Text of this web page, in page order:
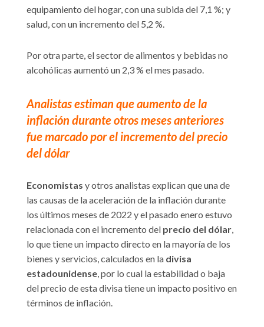
equipamiento del hogar, con una subida del 7,1 %; y
salud, con un incremento del 5,2 %.
Por otra parte, el sector de alimentos y bebidas no
alcohólicas aumentó un 2,3 % el mes pasado.
Analistas estiman que aumento de la
inflación durante otros meses anteriores
fue marcado por el incremento del precio
del dólar
Economistas y otros analistas explican que una de
las causas de la aceleración de la inflación durante
los últimos meses de 2022 y el pasado enero estuvo
relacionada con el incremento del precio del dólar
lo que tiene un impacto directo en la mayoría de los
bienes y servicios, calculados en la divisa
estadounidense , por lo cual la estabilidad o baja
del precio de esta divisa tiene un impacto positivo en
términos de inflación.